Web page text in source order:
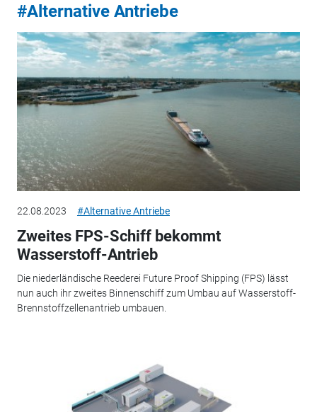
#Alternative Antriebe
22.08.2023 #Alternative Antriebe
Zweites FPS-Schiff bekommt
Wasserstoff-Antrieb
Die niederländische Reederei Future Proof Shipping (FPS) lässt
nun auch ihr zweites Binnenschiff zum Umbau auf Wasserstoff-
Brennstoffzellenantrieb umbauen.